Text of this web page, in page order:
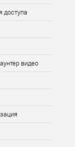
доступа
видео